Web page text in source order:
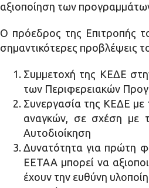
αξιοποίηση των
Ο πρόεδρος της Επιτροπής
σημαντικότερες προβλέψεις
Συμμετοχή της ΚΕΔΕ
των Περιφερειακών
Συνεργασία της ΚΕΔΕ με
αναγκών, σε σχέση με
Αυτοδιοίκηση
Δυνατότητα για πρώτη
ΕΕΤΑΑ μπορεί να
έχουν την ευθύνη